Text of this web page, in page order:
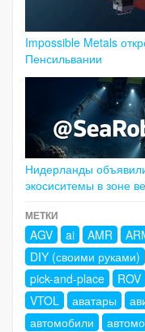
Impossible Metals
Пенсильвании
Нидерланды
экосиситемы в зоне
МЕТКИ
AGV ai AMR
DIY (своими руками)
pick-and-place
ROV
VTOL
аватары
автомобили